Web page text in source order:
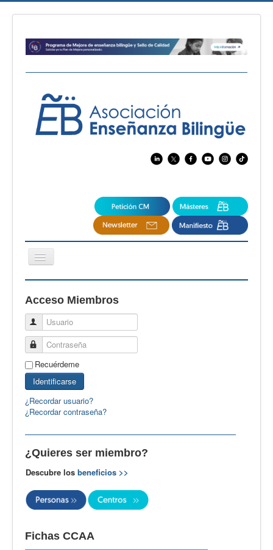
Cambiar
navegación
CertAcleB
Profesores Visitantes
Calidad
Artículos
Recursos
Observatorio EB
CIEB
Contacto
Acceso Miembros
Usuario
Contraseña
Recuérdeme
Identificarse
¿Recordar usuario?
¿Recordar contraseña?
¿Quieres ser miembro?
Descubre los beneficios >>
Fichas CCAA